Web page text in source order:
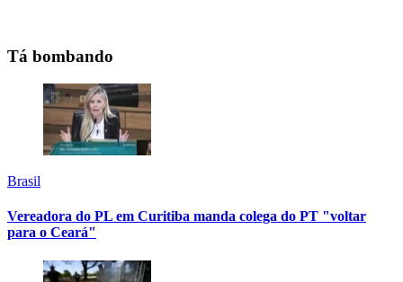
Tá bombando
Brasil
Vereadora do PL em Curitiba manda colega do PT "voltar
para o Ceará"